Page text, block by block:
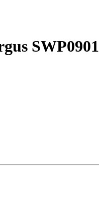
SWP0901